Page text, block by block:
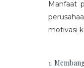
Manfaat
motivasi
1.